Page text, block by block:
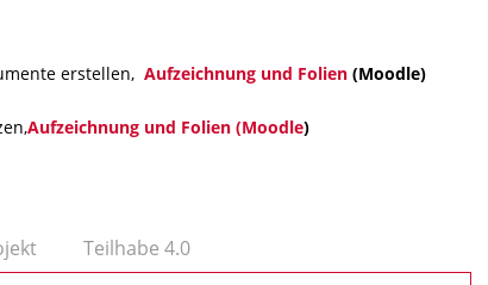
erstellen, Aufzeichnung und Folien (Moodle)
Aufzeichnung und Folien (Moodle)
Teilhabe 4.0